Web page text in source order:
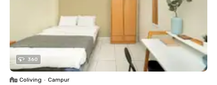
360
Coliving • Campur